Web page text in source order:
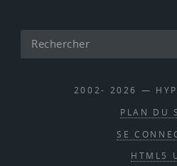
2002- 2026 —
PLAN DU
SE
HTML5